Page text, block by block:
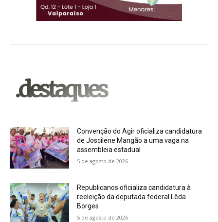
.destaques
Convenção do Agir oficializa candidatura
de Joscilene Mangão a uma vaga na
assembleia estadual
5 de agosto de 2026
Republicanos oficializa candidatura à
reeleição da deputada federal Lêda
Borges
5 de agosto de 2026